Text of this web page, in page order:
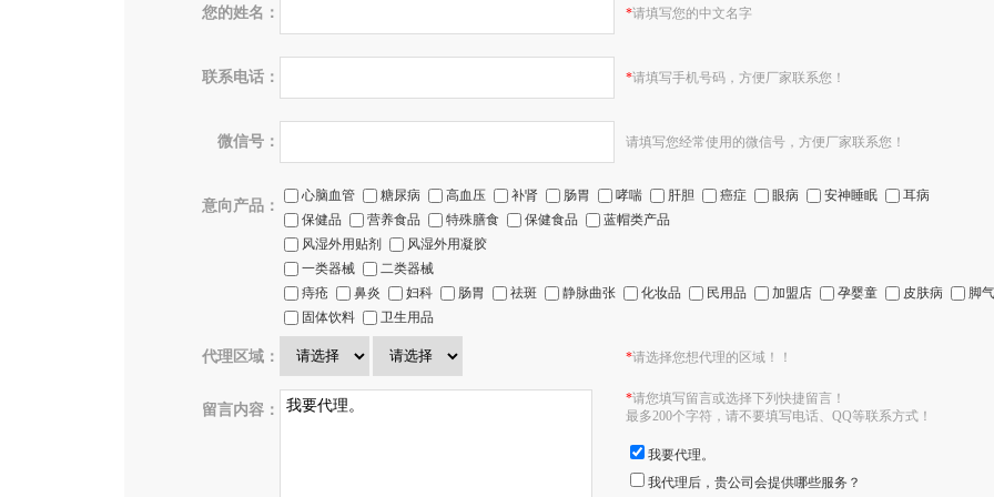
您的姓名： *请填写您的中文名字
联系电话： *请填写手机号码，方便厂家联系您！
微信号： 请填写您经常使用的微信号，方便厂家联系您！
意向产品：
心脑血管 糖尿病 高血压 补肾 肠胃 哮喘 肝胆 癌症 眼病 安神睡眠
耳病
保健品
营养食品 特殊膳食 保健食品
蓝帽类产品
风湿外用贴剂
风湿外用凝胶
一类器械
二类器械
痔疮
鼻炎 妇科 肠胃 祛斑 静脉曲张 化妆品 民用品 加盟店 孕婴童 皮肤病
脚气
固体饮料
卫生用品
代理区域： *请选择您想代理的区域！！
留言内容：
*请您填写留言或选择下列快捷留言！
最多200个字符，请不要填写电话、QQ等联系方式！
我要代理。
我代理后，贵公司会提供哪些服务？